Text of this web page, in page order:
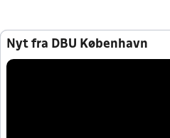
Nyt fra DBU København